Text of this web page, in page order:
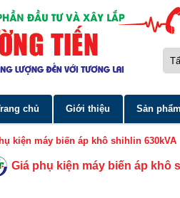
chủ Giới thiệu Sản phẩm
kiện máy biến áp khô shihlin 630kVA
Giá phụ kiện máy biến áp khô